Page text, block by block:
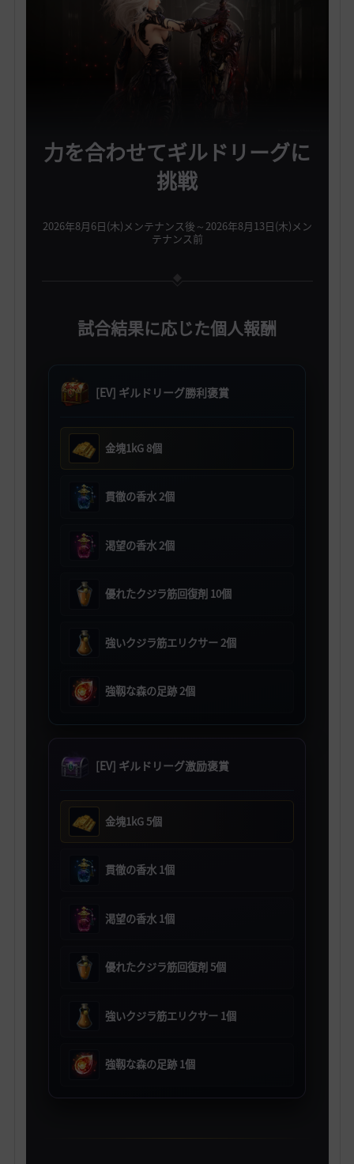
力を合わせてギルドリーグに
挑戦
2026年8月6日(木)メンテナンス後～2026年8月13日(木)メン
テナンス前
試合結果に応じた個人報酬
[EV] ギルドリーグ勝利褒賞
金塊1kG 8個
貫徹の香水 2個
渇望の香水 2個
優れたクジラ筋回復剤 10個
強いクジラ筋エリクサー 2個
強靱な森の足跡 2個
[EV] ギルドリーグ激励褒賞
金塊1kG 5個
貫徹の香水 1個
渇望の香水 1個
優れたクジラ筋回復剤 5個
強いクジラ筋エリクサー 1個
強靱な森の足跡 1個